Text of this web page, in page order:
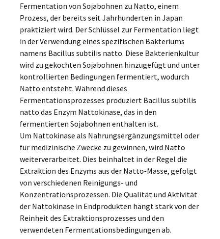
Fermentation von Sojabohnen zu Natto, einem
Prozess, der bereits seit Jahrhunderten in Japan
praktiziert wird. Der Schlüssel zur Fermentation liegt
in der Verwendung eines spezifischen Bakteriums
namens Bacillus subtilis natto. Diese Bakterienkultur
wird zu gekochten Sojabohnen hinzugefügt und unter
kontrollierten Bedingungen fermentiert, wodurch
Natto entsteht. Während dieses
Fermentationsprozesses produziert Bacillus subtilis
natto das Enzym Nattokinase, das in den
fermentierten Sojabohnen enthalten ist.
Um Nattokinase als Nahrungsergänzungsmittel oder
für medizinische Zwecke zu gewinnen, wird Natto
weiterverarbeitet. Dies beinhaltet in der Regel die
Extraktion des Enzyms aus der Natto-Masse, gefolgt
von verschiedenen Reinigungs- und
Konzentrationsprozessen. Die Qualität und Aktivität
der Nattokinase in Endprodukten hängt stark von der
Reinheit des Extraktionsprozesses und den
verwendeten Fermentationsbedingungen ab.